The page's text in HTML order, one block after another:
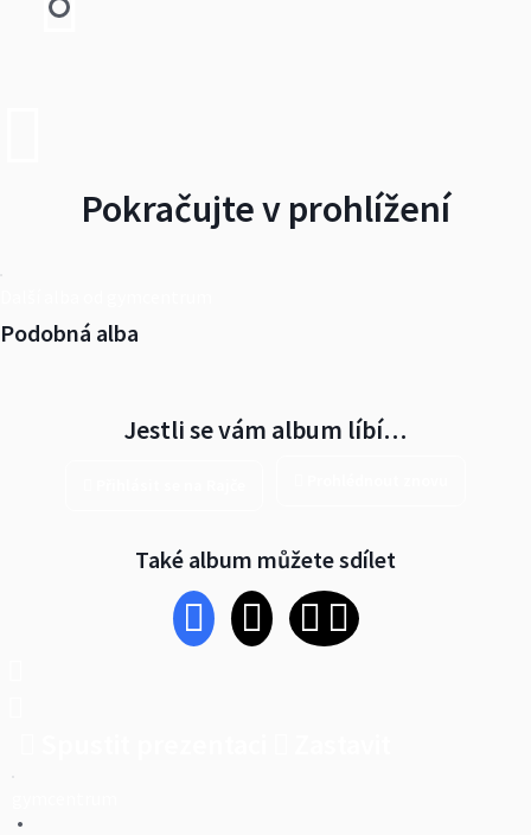
Pokračujte v prohlížení
Podobná alba
Jestli se vám album líbí…
Také album můžete sdílet
•